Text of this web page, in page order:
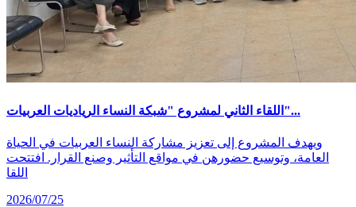
اللقاء الثاني لمشروع "شبكة النساء الرياديات العربيات"...
ويهدف المشروع إلى تعزيز مشاركة النساء العربيات في الحياة
العامة، وتوسيع حضورهن في مواقع التأثير وصنع القرار. افتتحت
اللقا
2026/07/25